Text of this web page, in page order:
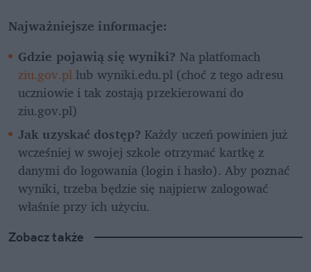
Najważniejsze informacje:
Gdzie pojawią się wyniki?
Na platfomach
ziu.gov.pl lub wyniki.edu.pl (choć z tego adresu
uczniowie i tak zostają przekierowani do
ziu.gov.pl)
Jak uzyskać dostęp? Każdy uczeń powinien już
wcześniej w swojej szkole otrzymać kartkę z
danymi do logowania (login i hasło). Aby poznać
wyniki, trzeba będzie się najpierw zalogować
właśnie przy ich użyciu.
Zobacz także